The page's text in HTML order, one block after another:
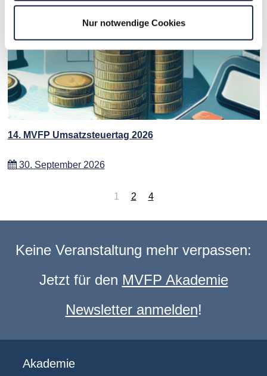
Nur notwendige Cookies
14. MVFP Umsatzsteuertag 2026
30. September 2026
1 2 4
Keine Veranstaltung mehr verpassen:
Jetzt für den MVFP Akademie
Newsletter anmelden!
Akademie